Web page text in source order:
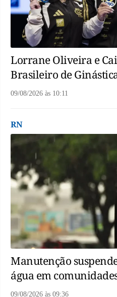
Lorrane Oliveira e
Brasileiro de
09/08/2026 às 10:11
RN
Manutenção
água em
09/08/2026 às 09:36